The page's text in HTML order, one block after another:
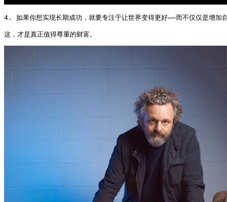
4. 如果你想实现长期成功，就要专注于让世界变得更好——而不仅仅是增加
这，才是真正值得尊重的财富。